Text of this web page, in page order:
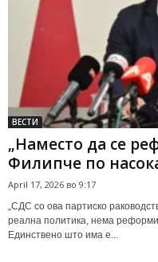
ВЕСТИ
„Наместо да се
Филипче по
April 17, 2026 во 9:17
„СДС со ова партиско
реална политика, нема
Единствено што има е...